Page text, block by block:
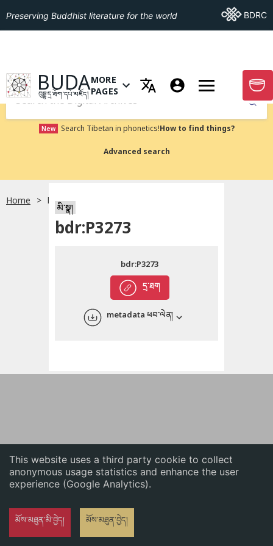
This website uses a third party cookie to collect
anonymous usage statistics and enhance the user
experience (Google Analytics).
མོས་མཐུན་མི་བྱེད། མོས་མཐུན་བྱེད།
English
Preserving Buddhist literature for the world Go ToBDRC
GO TO HOMEPAGE
BUDA
བུདྡྷ་དྲ་ཐོག་དཔེ་མཛོད།
OPEN MENU OF MORE PAGES
MORE
PAGES
GO
Submit
New Search Tibetan in phonetics!How to find things?
Advanced search
Home bdr:P3273
མི་སྣ།
bdr:P3273
དྲ་ཐག
bdr:P3273
metadata ཕབ་ལེན།